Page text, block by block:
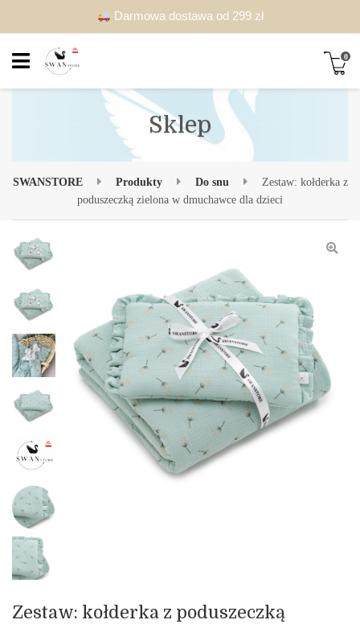
Darmowa dostawa od 299 zł
0
Sklep
SWANSTORE Produkty Do snu
Zestaw: kołderka z
poduszeczką zielona w dmuchawce dla dzieci
Zestaw: kołderka z poduszeczką